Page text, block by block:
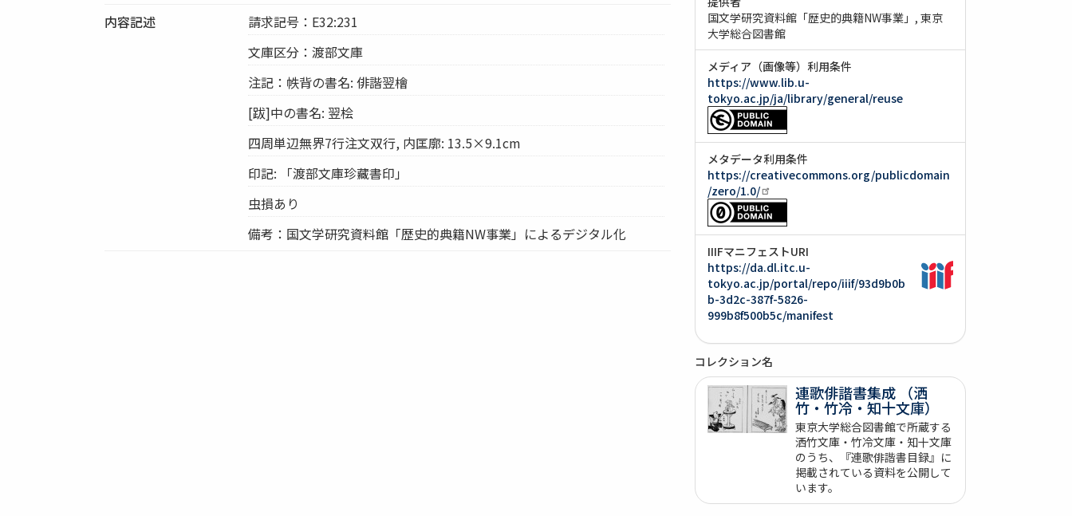
内容記述
請求記号：E32:231
文庫区分：渡部文庫
注記：帙背の書名: 俳諧翌檜
[跋]中の書名: 翌桧
四周単辺無界7行注文双行, 内匡廓: 13.5×9.1cm
印記: 「渡部文庫珍藏書印」
虫損あり
備考：国文学研究資料館「歴史的典籍NW事業」によるデジタル化
国文学研究資料館「歴史的典籍NW事業」
東京
大学総合図書館
メディア（画像等）利用条件
https://www.lib.u-
tokyo.ac.jp/ja/library/general/reuse
メタデータ利用条件
https://creativecommons.org/publicdomain
/zero/1.0/
IIIFマニフェストURI
https://da.dl.itc.u-
tokyo.ac.jp/portal/repo/iiif/93d9b0b
b-3d2c-387f-5826-
999b8f500b5c/manifest
コレクション名
連歌俳諧書集成 （洒
竹・竹冷・知十文庫）
東京大学総合図書館で所蔵する
洒竹文庫・竹冷文庫・知十文庫
のうち、『連歌俳諧書目録』に
掲載されている資料を公開して
います。